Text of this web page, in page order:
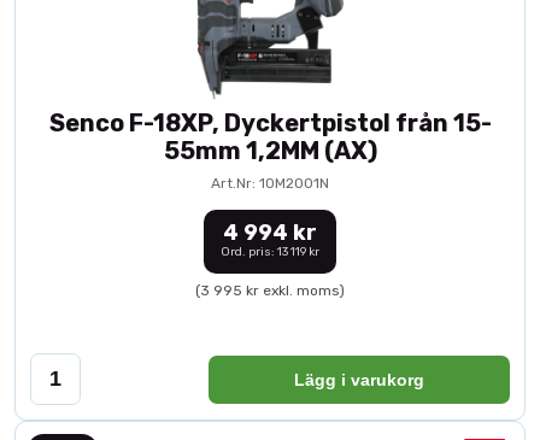
Senco F-18XP, Dyckertpistol från 15-
55mm 1,2MM (AX)
Art.Nr: 10M2001N
4 994 kr
Ord. pris: 13 119 kr
(3 995 kr exkl. moms)
Lägg i varukorg